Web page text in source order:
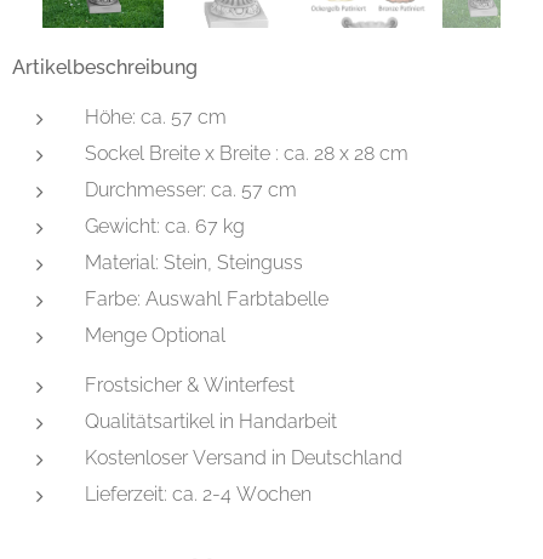
Artikelbeschreibung
Höhe: ca. 57 cm
Sockel Breite x Breite : ca. 28 x 28 cm
Durchmesser: ca. 57 cm
Gewicht: ca. 67 kg
Material: Stein, Steinguss
Farbe: Auswahl Farbtabelle
Menge Optional
Frostsicher & Winterfest
Qualitätsartikel in Handarbeit
Kostenloser Versand in Deutschland
Lieferzeit: ca. 2-4 Wochen